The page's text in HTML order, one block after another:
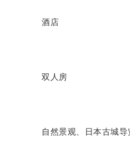
酒店
双人房
自然景观、日本古城